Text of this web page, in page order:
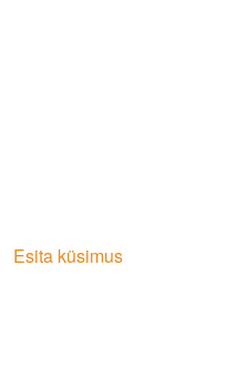
Esita küsimus